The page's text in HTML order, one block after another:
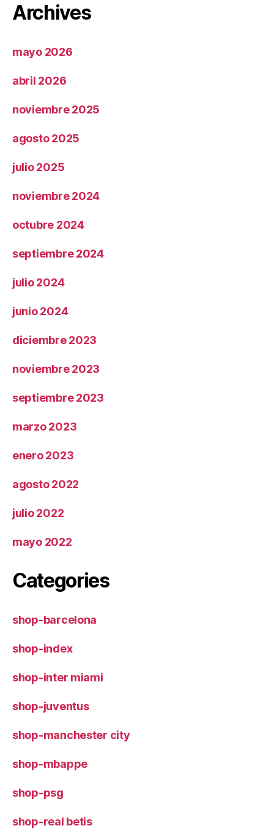
Archives
mayo 2026
abril 2026
noviembre 2025
agosto 2025
julio 2025
noviembre 2024
octubre 2024
septiembre 2024
julio 2024
junio 2024
diciembre 2023
noviembre 2023
septiembre 2023
marzo 2023
enero 2023
agosto 2022
julio 2022
mayo 2022
Categories
shop-barcelona
shop-index
shop-inter miami
shop-juventus
shop-manchester city
shop-mbappe
shop-psg
shop-real betis